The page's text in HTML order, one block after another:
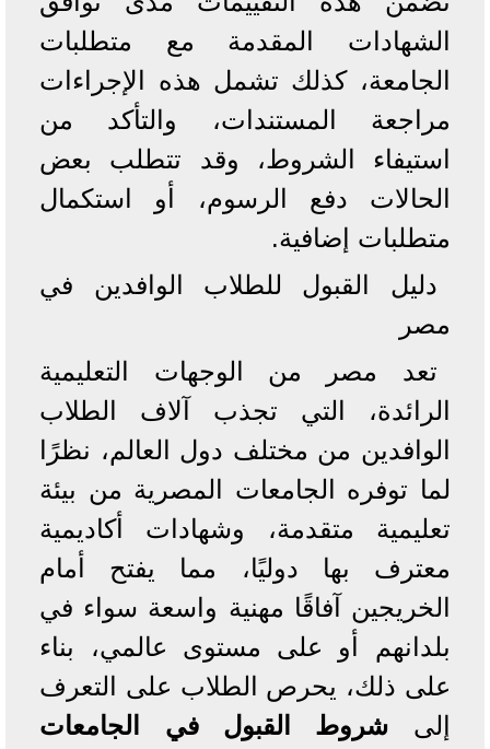
الشهادات المقدمة مع متطلبات
الجامعة، كذلك تشمل هذه الإجراءات
مراجعة المستندات، والتأكد من
استيفاء الشروط، وقد تتطلب بعض
الحالات دفع الرسوم، أو استكمال
متطلبات إضافية.
دليل القبول للطلاب الوافدين في
مصر
تعد مصر من الوجهات التعليمية
الرائدة، التي تجذب آلاف الطلاب
الوافدين من مختلف دول العالم، نظرًا
لما توفره الجامعات المصرية من بيئة
تعليمية متقدمة، وشهادات أكاديمية
معترف بها دوليًا، مما يفتح أمام
الخريجين آفاقًا مهنية واسعة سواء في
بلدانهم أو على مستوى عالمي، بناء
على ذلك، يحرص الطلاب على التعرف
إلى شروط القبول في الجامعات